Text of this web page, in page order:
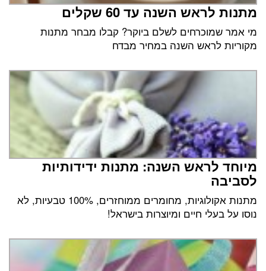
מתנות לראש השנה עד 60 שקלים
מי אמר שמוכרחים לשלם ביוקר? קבלו מבחר מתנות
מקוריות לראש השנה במחיר מבדח
מיוחד לראש השנה: מתנות ידידותיות
לסביבה
מתנות אקולוגיות, מחומרים ממוחזרים, 100% טבעיות, לא
נוסו על בעלי חיים ומיוצרות בישראל!